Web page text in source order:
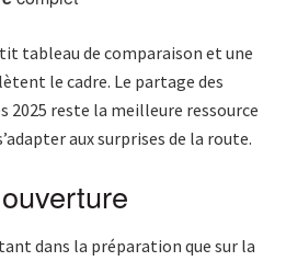
tableau de comparaison et une
le cadre. Le partage des
2025 reste la meilleure ressource
aux surprises de la route.
dans la préparation que sur la